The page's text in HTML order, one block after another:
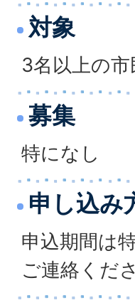
対象
3名以上の
募集
特になし
申し込み
申込期間は
ご連絡くだ